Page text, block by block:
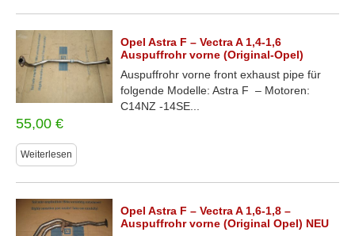
Opel Astra F – Vectra A 1,4-1,6
Auspuffrohr vorne (Original-Opel)
Auspuffrohr vorne front exhaust pipe für
folgende Modelle: Astra F – Motoren:
C14NZ -14SE...
55,00 €
Weiterlesen
Opel Astra F – Vectra A 1,6-1,8 –
Auspuffrohr vorne (Original Opel) NEU